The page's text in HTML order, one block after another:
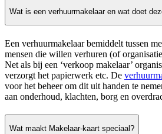
Wat is een verhuurmakelaar en wat doet
Een verhuurmakelaar bemiddelt tussen
mensen die willen verhuren (of
Net als bij een ‘verkoop makelaar’
verzorgt het papierwerk etc. De
voor het beheer om dit uit handen te
aan onderhoud, klachten, borg en
Wat maakt Makelaar-kaart speciaal?